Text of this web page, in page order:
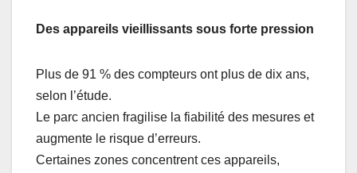
Des appareils vieillissants sous forte pression
Plus de 91 % des compteurs ont plus de dix ans,
selon l’étude.
Le parc ancien fragilise la fiabilité des mesures et
augmente le risque d’erreurs.
Certaines zones concentrent ces appareils,